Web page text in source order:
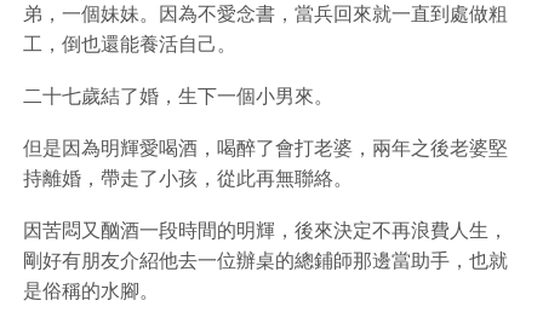
弟，一個妹妹。因為不愛念書，當兵回來就一直到處做粗
工，倒也還能養活自己。
二十七歲結了婚，生下一個小男來。
但是因為明輝愛喝酒，喝醉了會打老婆，兩年之後老婆堅
持離婚，帶走了小孩，從此再無聯絡。
因苦悶又酗酒一段時間的明輝，後來決定不再浪費人生，
剛好有朋友介紹他去一位辦桌的總鋪師那邊當助手，也就
是俗稱的水腳。